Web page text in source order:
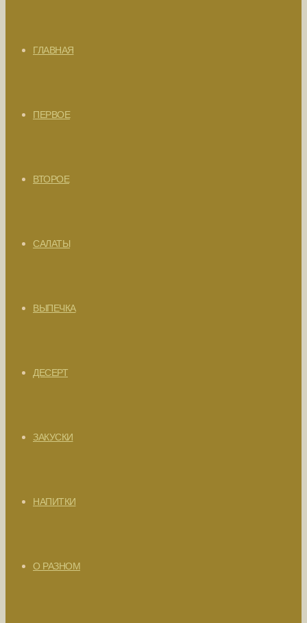
ГЛАВНАЯ
ПЕРВОЕ
ВТОРОЕ
САЛАТЫ
ВЫПЕЧКА
ДЕСЕРТ
ЗАКУСКИ
НАПИТКИ
О РАЗНОМ